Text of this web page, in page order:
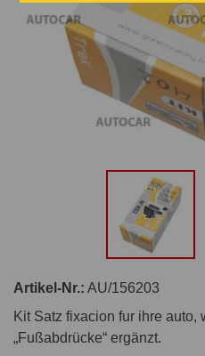
Artikel-Nr.: AU/156203
Kit Satz fixacion fur ihre
„Fußabdrücke“ ergänzt.